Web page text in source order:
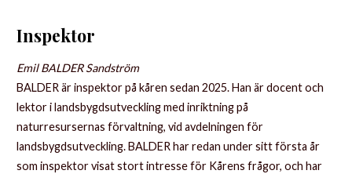
Inspektor
Emil BALDER Sandström
BALDER är inspektor på kåren sedan 2025. Han är docent och
lektor i landsbygdsutveckling med inriktning på
naturresursernas förvaltning, vid avdelningen för
landsbygdsutveckling. BALDER har redan under sitt första år
som inspektor visat stort intresse för Kårens frågor, och har